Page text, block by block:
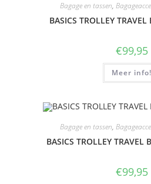
Bagage en tassen,
BASICS TROLLEY
€99,95
Meer info!
Bagage en tassen,
BASICS TROLLEY TRAVEL
€99,95